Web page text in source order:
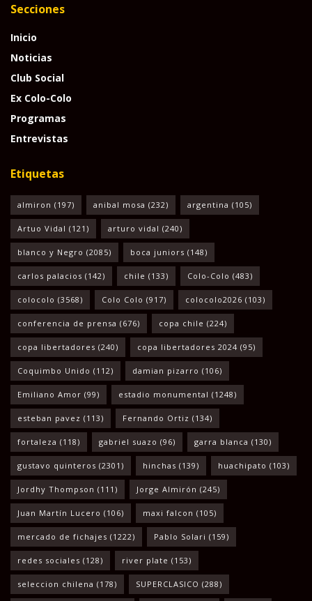
Secciones
Inicio
Noticias
Club Social
Ex Colo-Colo
Programas
Entrevistas
Etiquetas
almiron (197) anibal mosa (232) argentina (105)
Artuo Vidal (121) arturo vidal (240)
blanco y Negro (2085) boca juniors (148)
carlos palacios (142) chile (133) Colo-Colo (483)
colocolo (3568) Colo Colo (917) colocolo2026 (103)
conferencia de prensa (676) copa chile (224)
copa libertadores (240) copa libertadores 2024 (95)
Coquimbo Unido (112) damian pizarro (106)
Emiliano Amor (99) estadio monumental (1248)
esteban pavez (113) Fernando Ortiz (134)
fortaleza (118) gabriel suazo (96) garra blanca (130)
gustavo quinteros (2301) hinchas (139) huachipato (103)
Jordhy Thompson (111) Jorge Almirón (245)
Juan Martín Lucero (106) maxi falcon (105)
mercado de fichajes (1222) Pablo Solari (159)
redes sociales (128) river plate (153)
seleccion chilena (178) SUPERCLASICO (288)